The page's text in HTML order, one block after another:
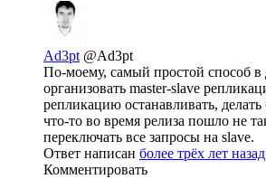
Ad3pt @Ad3pt
По-моему, самый простой способ
организовать master-slave
репликацию останавливать,
что-то во время релиза пошло не
переключать все запросы на slave.
Ответ написан более трёх лет назад
Комментировать